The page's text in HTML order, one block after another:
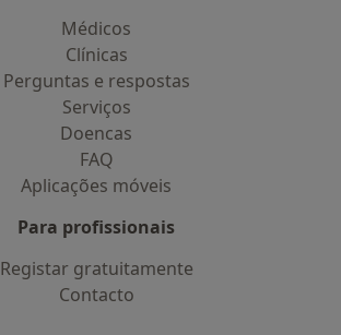
Médicos
Clínicas
Perguntas e respostas
Serviços
Doencas
FAQ
Aplicações móveis
Para profissionais
Registar gratuitamente
Contacto